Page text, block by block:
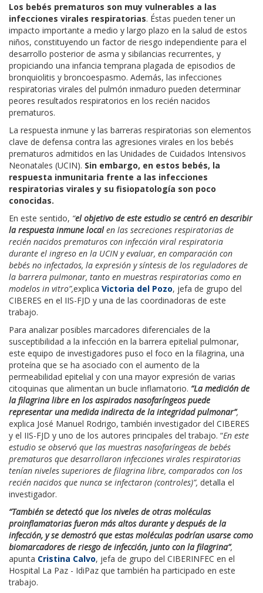
Los bebés prematuros son muy vulnerables a las
infecciones virales respiratorias. Éstas pueden tener un
impacto importante a medio y largo plazo en la salud de estos
niños, constituyendo un factor de riesgo independiente para el
desarrollo posterior de asma y sibilancias recurrentes, y
propiciando una infancia temprana plagada de episodios de
bronquiolitis y broncoespasmo. Además, las infecciones
respiratorias virales del pulmón inmaduro pueden determinar
peores resultados respiratorios en los recién nacidos
prematuros.
La respuesta inmune y las barreras respiratorias son elementos
clave de defensa contra las agresiones virales en los bebés
prematuros admitidos en las Unidades de Cuidados Intensivos
Neonatales (UCIN). Sin embargo, en estos bebés, la
respuesta inmunitaria frente a las infecciones
respiratorias virales y su fisiopatología son poco
conocidas.
En este sentido, “el objetivo de este estudio se centró en describir
la respuesta inmune localen las secreciones respiratorias de
recién nacidos prematuros con infección viral respiratoria
durante el ingreso en la UCIN y evaluar, en comparación con
bebés no infectados, la expresión y síntesis de los reguladores de
la barrera pulmonar, tanto en muestras respiratorias como en
modelos in vitro”,explica Victoria del Pozo, jefa de grupo del
CIBERES en el IIS-FJD y una de las coordinadoras de este
trabajo.
Para analizar posibles marcadores diferenciales de la
susceptibilidad a la infección en la barrera epitelial pulmonar,
este equipo de investigadores puso el foco en la filagrina, una
proteína que se ha asociado con el aumento de la
permeabilidad epitelial y con una mayor expresión de varias
citoquinas que alimentan un bucle inflamatorio. “La medición de
la filagrina libre en los aspirados nasofaríngeos puede
representar una medida indirecta de la integridad pulmonar”,
explica José Manuel Rodrigo, también investigador del CIBERES
y el IIS-FJD y uno de los autores principales del trabajo. “En este
estudio se observó que las muestras nasofaríngeas de bebés
prematuros que desarrollaron infecciones virales respiratorias
tenían niveles superiores de filagrina libre, comparados con los
recién nacidos que nunca se infectaron (controles)”, detalla el
investigador.
“También se detectó que los niveles de otras moléculas
proinflamatorias fueron más altos durante y después de la
infección, y se demostró que estas moléculas podrían usarse como
biomarcadores de riesgo de infección, junto con la filagrina”,
apunta Cristina Calvo, jefa de grupo del CIBERINFEC en el
Hospital La Paz - IdiPaz que también ha participado en este
trabajo.